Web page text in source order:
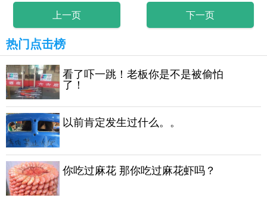
上一页 下一页
热门点击榜
看了吓一跳！老板你是不是被偷怕
了！
以前肯定发生过什么。。
你吃过麻花 那你吃过麻花虾吗？